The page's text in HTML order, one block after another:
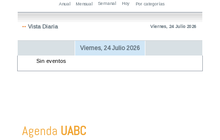
Anual Mensual Semanal Hoy Por categorías
Vista Diaria Viernes, 24 Julio 2026
Viernes, 24 Julio 2026
Sin eventos
Agenda UABC